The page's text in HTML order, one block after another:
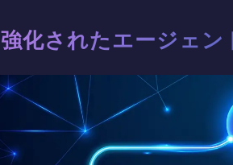
強化されたエージェン